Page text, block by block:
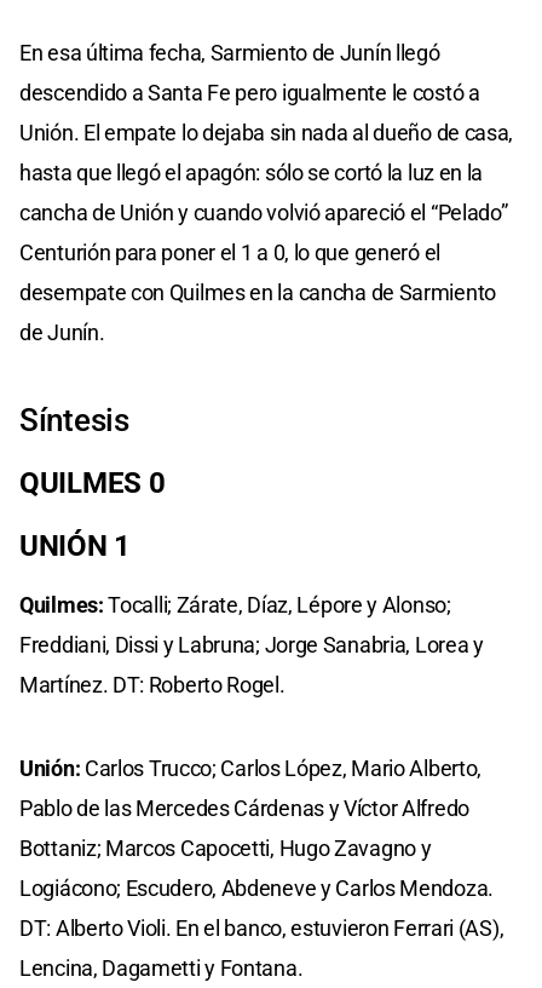
En esa última fecha, Sarmiento de Junín llegó
descendido a Santa Fe pero igualmente le costó a
Unión. El empate lo dejaba sin nada al dueño de casa,
hasta que llegó el apagón: sólo se cortó la luz en la
cancha de Unión y cuando volvió apareció el “Pelado”
Centurión para poner el 1 a 0, lo que generó el
desempate con Quilmes en la cancha de Sarmiento
de Junín.
Síntesis
QUILMES 0
UNIÓN 1
Quilmes:Tocalli; Zárate, Díaz, Lépore y Alonso;
Freddiani, Dissi y Labruna; Jorge Sanabria, Lorea y
Martínez. DT: Roberto Rogel.
Unión: Carlos Trucco; Carlos López, Mario Alberto,
Pablo de las Mercedes Cárdenas y Víctor Alfredo
Bottaniz; Marcos Capocetti, Hugo Zavagno y
Logiácono; Escudero, Abdeneve y Carlos Mendoza.
DT: Alberto Violi. En el banco, estuvieron Ferrari (AS),
Lencina, Dagametti y Fontana.